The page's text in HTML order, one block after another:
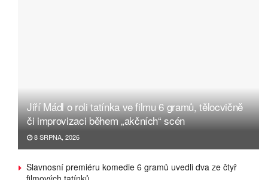
Jiří Mádl o roli tatínka ve filmu 6 gramů, tělocvičně
či improvizaci během „akčních“ scén
8 SRPNA, 2026
Slavnosní premiéru komedie 6 gramů uvedli dva ze čtyř